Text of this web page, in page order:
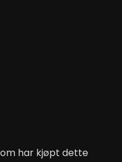
har kjøpt dette